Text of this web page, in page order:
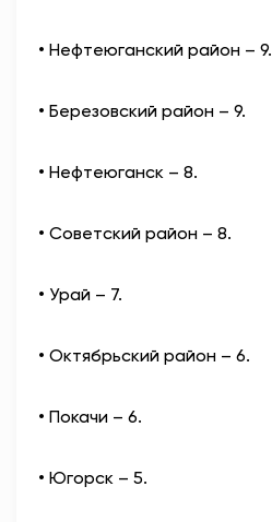
• Нефтеюганский район – 9.
• Березовский район – 9.
• Нефтеюганск – 8.
• Советский район – 8.
• Урай – 7.
• Октябрьский район – 6.
• Покачи – 6.
• Югорск – 5.